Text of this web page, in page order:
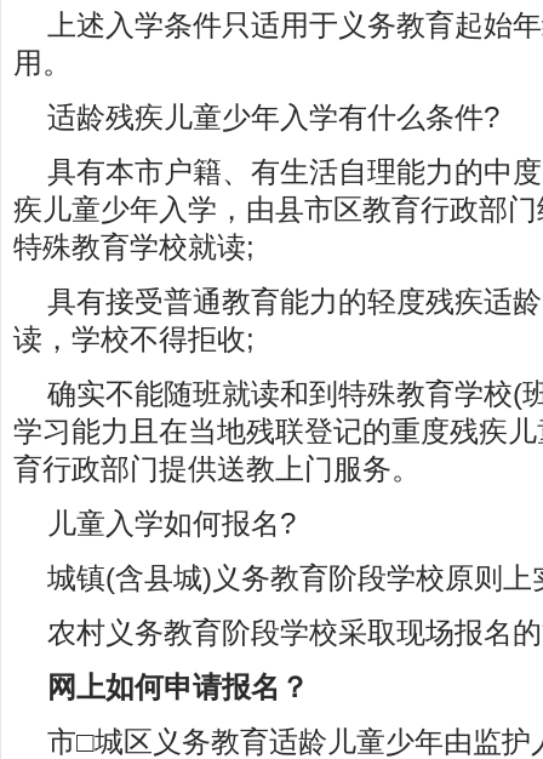
上述入学条件只适用于义务教育起始
用。
适龄残疾儿童少年入学有什么条件?
具有本市户籍、有生活自理能力的中
疾儿童少年入学，由县市区教育行政部
特殊教育学校就读;
具有接受普通教育能力的轻度残疾适
读，学校不得拒收;
确实不能随班就读和到特殊教育学校(
学习能力且在当地残联登记的重度残疾
育行政部门提供送教上门服务。
儿童入学如何报名?
城镇(含县城)义务教育阶段学校原则上
农村义务教育阶段学校采取现场报名
网上如何申请报名？
市□城区义务教育适龄儿童少年由监护